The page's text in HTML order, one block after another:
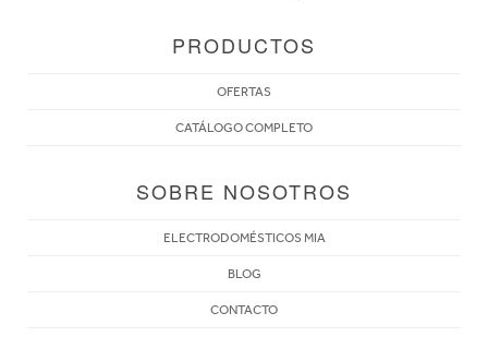
PRODUCTOS
OFERTAS
CATÁLOGO COMPLETO
SOBRE NOSOTROS
ELECTRODOMÉSTICOS MIA
BLOG
CONTACTO